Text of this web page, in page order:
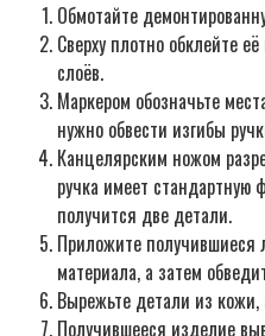
Обмотайте
Сверху плотно обклейте
слоёв.
Маркером обозначьте
нужно обвести изгибы
Канцелярским ножом
ручка имеет стандартную
получится две детали.
Приложите получившиеся
материала, а затем
Вырежьте детали из
Получившееся изделие